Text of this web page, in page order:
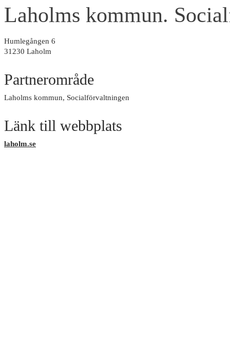
Laholms kommun.
Humlegången 6
31230 Laholm
Partnerområde
Laholms kommun, Socialförvaltningen
Länk till webbplats
laholm.se